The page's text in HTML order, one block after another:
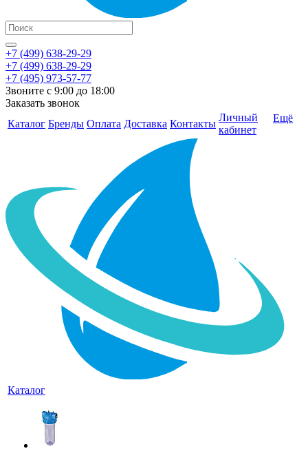
+7 (499) 638-29-29
+7 (499) 638-29-29
+7 (495) 973-57-77
Звоните с 9:00 до 18:00
Заказать звонок
Каталог Бренды Оплата Доставка Контакты
Личный
кабинет
Ещё
Каталог